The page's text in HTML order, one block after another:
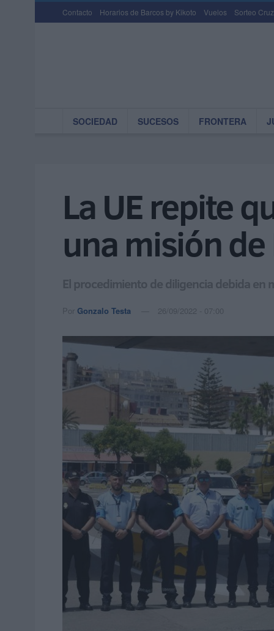
Contacto Horarios de Barcos by Kikoto Vuelos Sorteo
SOCIEDAD SUCESOS FRONTERA
La UE repite
una misión
El procedimiento de diligencia debida en
Por Gonzalo Testa 26/09/2022 - 07:00